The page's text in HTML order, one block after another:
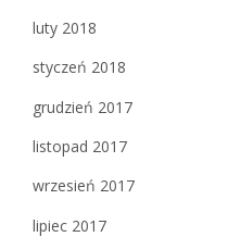
luty 2018
styczeń 2018
grudzień 2017
listopad 2017
wrzesień 2017
lipiec 2017